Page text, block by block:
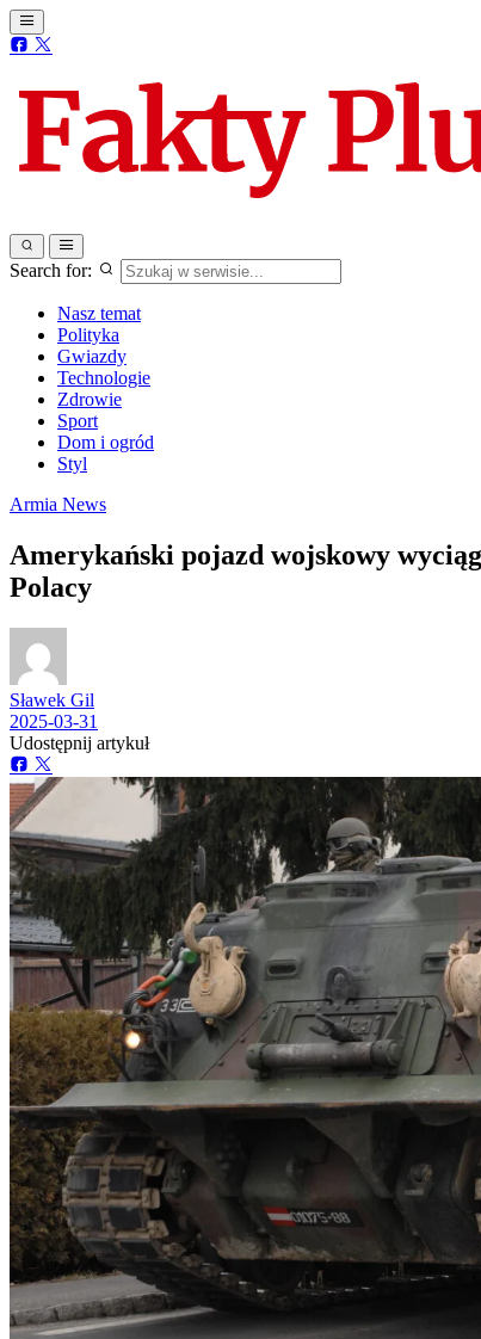
Search for:
Nasz temat
Polityka
Gwiazdy
Technologie
Zdrowie
Sport
Dom i ogród
Styl
Armia News
Amerykański pojazd wojskowy
Polacy
Sławek Gil
2025-03-31
Udostępnij artykuł